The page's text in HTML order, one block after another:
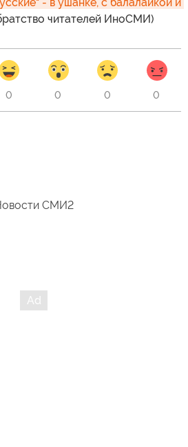
читателей ИноСМИ)
0 0 0 0
СМИ2